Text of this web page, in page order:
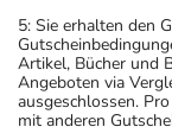
5: Sie erhalten den
Artikel, Bücher und
Angeboten via
ausgeschlossen.
mit anderen